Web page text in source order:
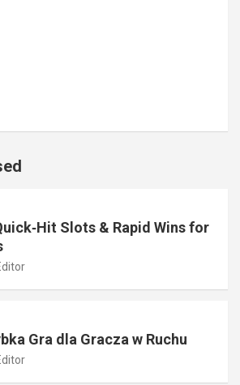
Slots & Rapid Wins for
Gra dla Gracza w Ruchu